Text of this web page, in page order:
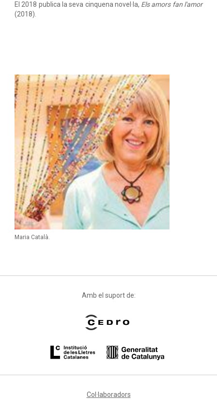
Maria Català.
El 2018 publica la seva cinquena novel·la, Els amors fan l'amor
(2018).
Amb el suport de:
Col·laboradors